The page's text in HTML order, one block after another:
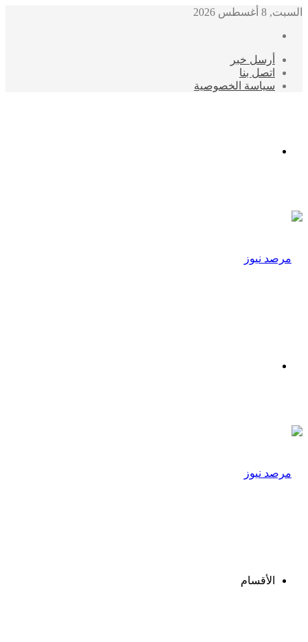
السبت, 8 أغسطس 2026
أرسل خبر
اتصل بنا
سياسة الخصوصية
الأقسام